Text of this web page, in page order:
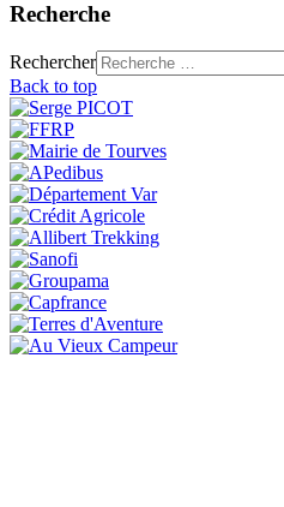
Recherche
Rechercher
Back to top